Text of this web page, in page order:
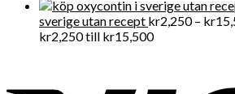
sverige utan recept kr2,250 – kr
kr2,250 till kr15,500